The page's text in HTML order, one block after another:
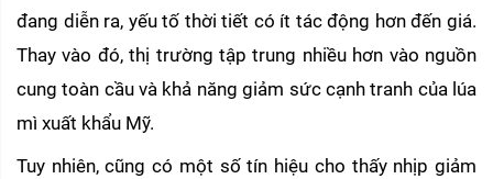
đang diễn ra, yếu tố thời tiết có ít tác động hơn đến giá.
Thay vào đó, thị trường tập trung nhiều hơn vào nguồn
cung toàn cầu và khả năng giảm sức cạnh tranh của lúa
mì xuất khẩu Mỹ.
Tuy nhiên, cũng có một số tín hiệu cho thấy nhịp giảm